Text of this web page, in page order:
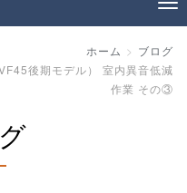
ホーム
ブログ
後期モデル） 室内異音低減
作業 その③